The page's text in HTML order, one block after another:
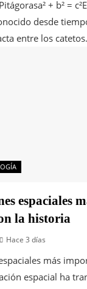
+ b² =
desde
entre los
espaciales
la historia
Hace 3 días
más
espacial ha